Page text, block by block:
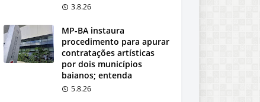
3.8.26
MP-BA instaura
procedimento para apurar
contratações artísticas
por dois municípios
baianos; entenda
5.8.26